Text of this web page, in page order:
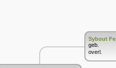
Sybout
geb.
overl.